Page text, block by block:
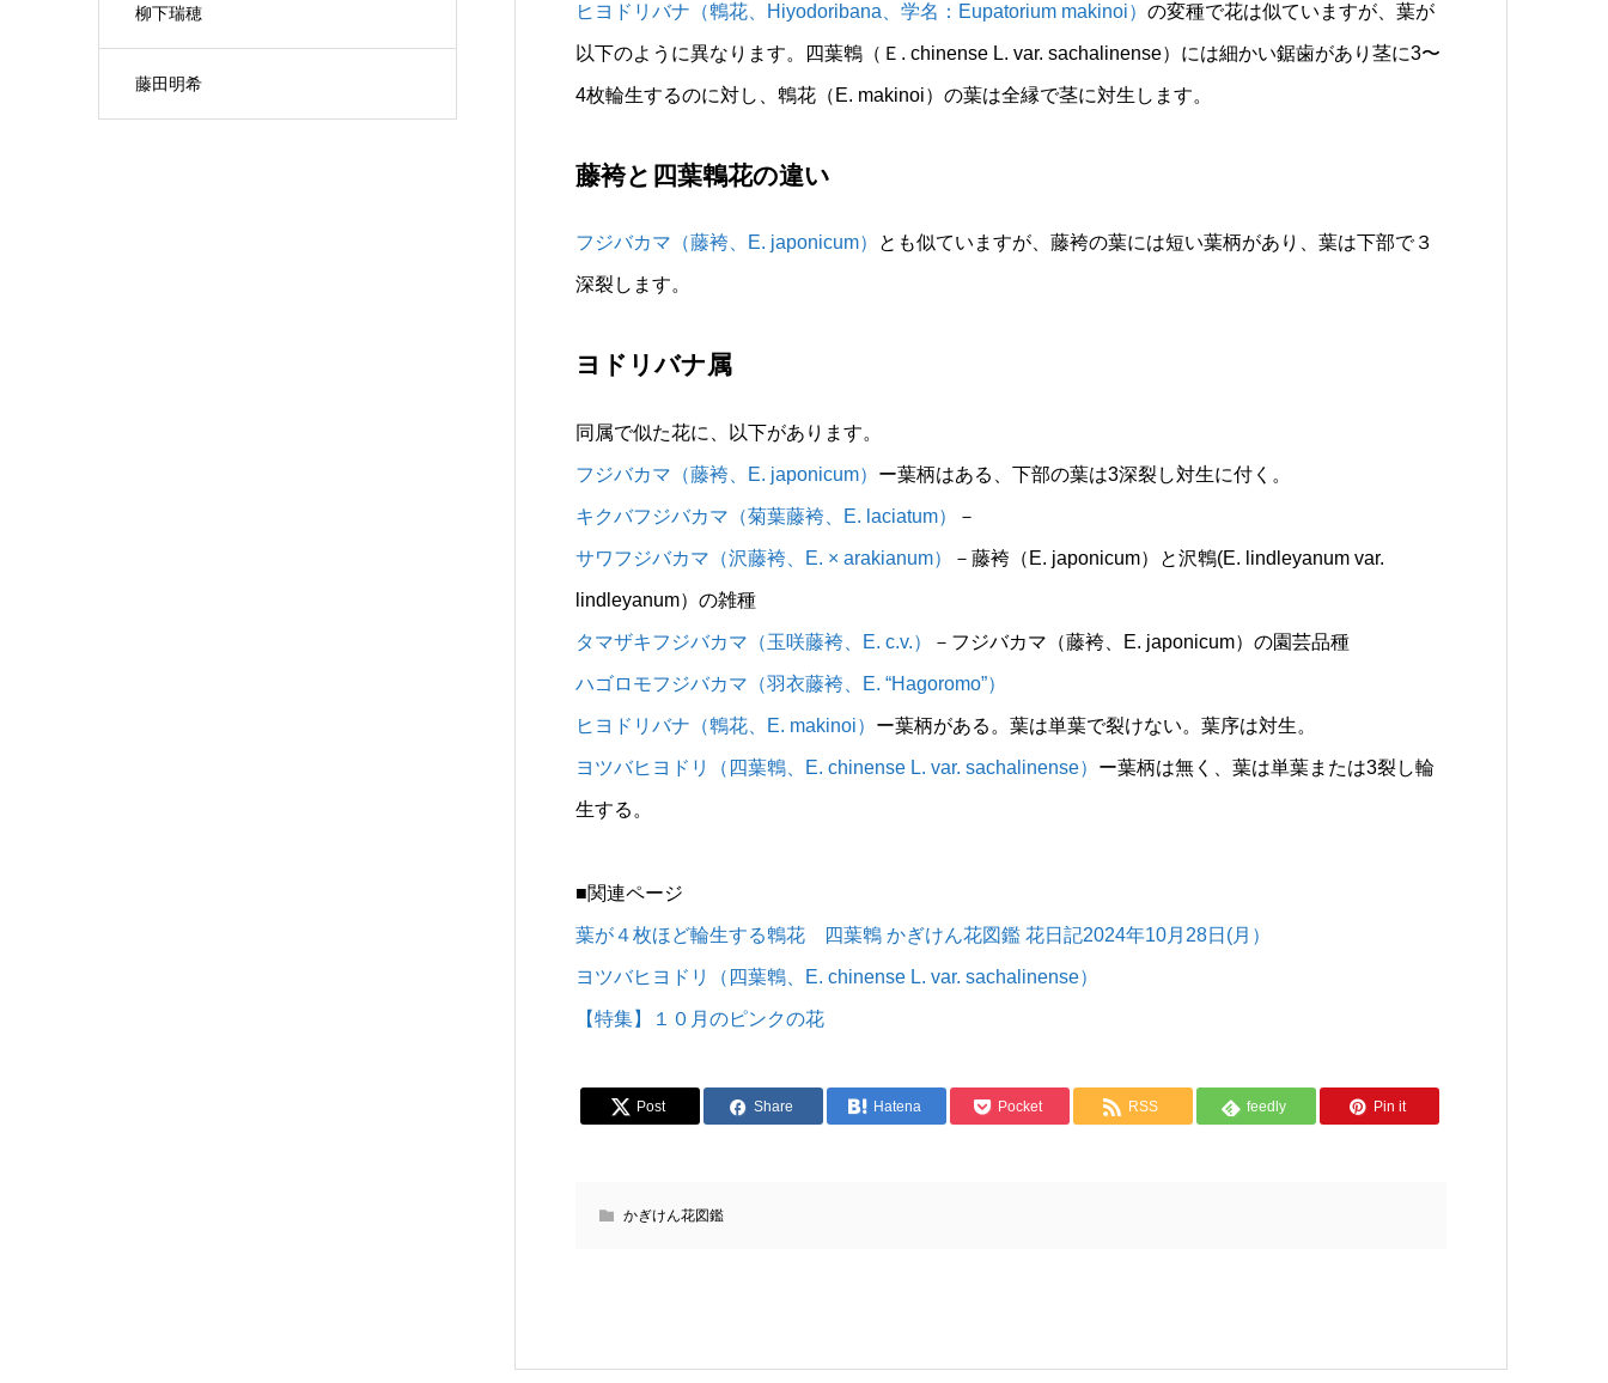
柳下瑞穂
藤田明希
ヒヨドリバナ（鵯花、Hiyodoribana、学名：Eupatorium makinoi） の変種で花は似ていますが、葉が
以下のように異なります。四葉鵯（Ｅ. chinense L. var. sachalinense）には細かい鋸歯があり茎に3〜
4枚輪生するのに対し、鵯花（E. makinoi）の葉は全縁で茎に対生します。
藤袴と四葉鵯花の違い
フジバカマ（藤袴、E. japonicum） とも似ていますが、藤袴の葉には短い葉柄があり、葉は下部で３
深裂します。
ヨドリバナ属
同属で似た花に、以下があります。
フジバカマ（藤袴、E. japonicum） ー葉柄はある、下部の葉は3深裂し対生に付く。
キクバフジバカマ（菊葉藤袴、E. laciatum） －
サワフジバカマ（沢藤袴、E. × arakianum） －藤袴（E. japonicum）と沢鵯(E. lindleyanum var.
lindleyanum）の雑種
タマザキフジバカマ（玉咲藤袴、E. c.v.） －フジバカマ（藤袴、E. japonicum）の園芸品種
ハゴロモフジバカマ（羽衣藤袴、E. “Hagoromo”）
ヒヨドリバナ（鵯花、E. makinoi） ー葉柄がある。葉は単葉で裂けない。葉序は対生。
ヨツバヒヨドリ（四葉鵯、E. chinense L. var. sachalinense） ー葉柄は無く、葉は単葉または3裂し輪
生する。
■関連ページ
葉が４枚ほど輪生する鵯花 四葉鵯 かぎけん花図鑑 花日記2024年10月28日(月）
ヨツバヒヨドリ（四葉鵯、E. chinense L. var. sachalinense）
【特集】１０月のピンクの花
Post Share Hatena Pocket RSS feedly Pin it
かぎけん花図鑑